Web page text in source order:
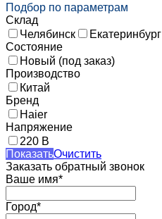
Подбор по параметрам
Склад
Челябинск
Екатеринбург
Состояние
Новый (под заказ)
Производство
Китай
Бренд
Haier
Напряжение
220 В
ПоказатьОчистить
Заказать обратный звонок
Ваше имя*
Город*